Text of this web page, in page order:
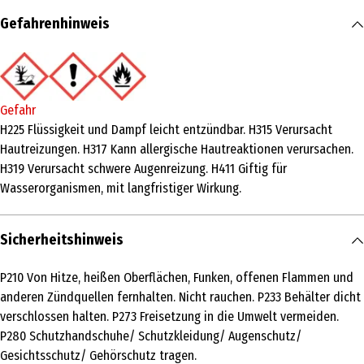
Inhalt
Produkttyp
Eau de Toilette
Duftkonzentration
Eau de Parfum
Anwendungsart
Inhaltsstoffe
ACETYLOCTAHYDRONAPHTHALENES,WATER (AQUA),ACETYL CEDRENE
Anwendungshinweis
Sprühen Sie Ihr Parfüm auf die pulsierenden Stellen Ihres Körpers,
wie zum Beispiel Hals, Brust oder Handgelenk.
Gefahrenhinweis
Gefahr
H225 Flüssigkeit und Dampf leicht entzündbar. H315 Verursacht
Hautreizungen. H317 Kann allergische Hautreaktionen verursachen.
H319 Verursacht schwere Augenreizung. H411 Giftig für
Wasserorganismen, mit langfristiger Wirkung.
Sicherheitshinweis
P210 Von Hitze, heißen Oberflächen, Funken, offenen Flammen und
anderen Zündquellen fernhalten. Nicht rauchen. P233 Behälter dicht
verschlossen halten. P273 Freisetzung in die Umwelt vermeiden.
P280 Schutzhandschuhe/ Schutzkleidung/ Augenschutz/
Gesichtsschutz/ Gehörschutz tragen.